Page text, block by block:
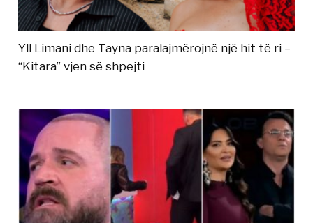
Yll Limani dhe Tayna paralajmërojnë një hit të ri –
“Kitara” vjen së shpejti